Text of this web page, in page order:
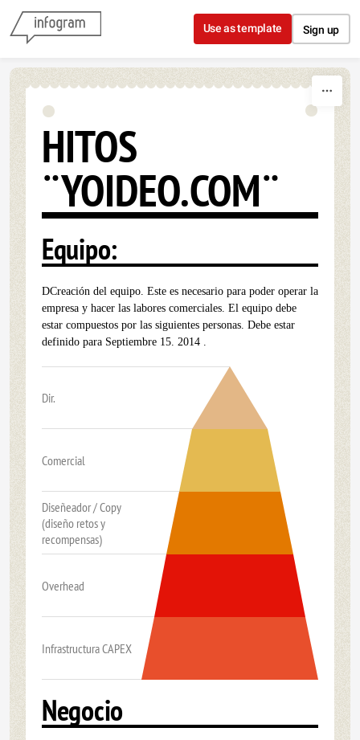
Skip to content
Use as template Sign up
HITOS
¨YOIDEO.COM¨
Equipo:
DCreación del equipo. Este es necesario para poder operar la
empresa y hacer las labores comerciales. El equipo debe
estar compuestos por las siguientes personas. Debe estar
definido para Septiembre 15. 2014 .
Dir.
Comercial
Diseñeador / Copy
(diseño retos y
recompensas)
Overhead
Infrastructura CAPEX
Negocio